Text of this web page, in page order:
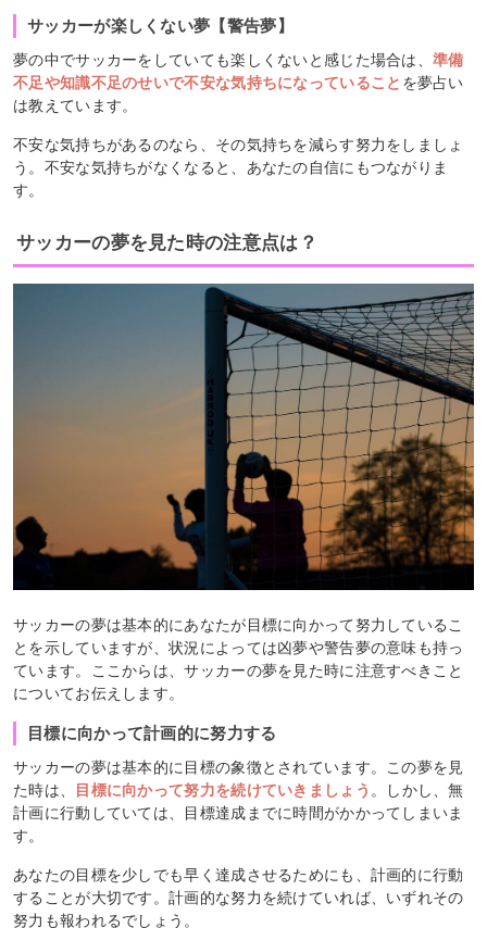
サッカーが楽しくない夢【警告夢】
夢の中でサッカーをしていても楽しくないと感じた場合は、準備
不足や知識不足のせいで不安な気持ちになっていること を夢占い
は教えています。
不安な気持ちがあるのなら、その気持ちを減らす努力をしましょ
う。不安な気持ちがなくなると、あなたの自信にもつながりま
す。
サッカーの夢を見た時の注意点は？
サッカーの夢は基本的にあなたが目標に向かって努力しているこ
とを示していますが、状況によっては凶夢や警告夢の意味も持っ
ています。ここからは、サッカーの夢を見た時に注意すべきこと
についてお伝えします。
目標に向かって計画的に努力する
サッカーの夢は基本的に目標の象徴とされています。この夢を見
た時は、
目標に向かって努力を続けていきましょう 。しかし、無
計画に行動していては、目標達成までに時間がかかってしまいま
す。
あなたの目標を少しでも早く達成させるためにも、計画的に行動
することが大切です。計画的な努力を続けていれば、いずれその
努力も報われるでしょう。